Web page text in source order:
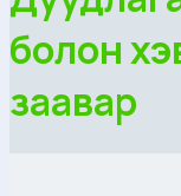
болон
заавар